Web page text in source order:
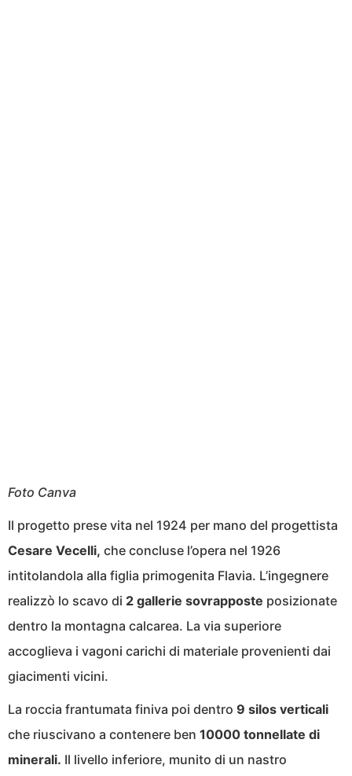
Foto Canva
Il progetto prese vita nel 1924 per mano del progettista
Cesare Vecelli, che concluse l’opera nel 1926
intitolandola alla figlia primogenita Flavia. L’ingegnere
realizzò lo scavo di 2 gallerie sovrapposte posizionate
dentro la montagna calcarea. La via superiore
accoglieva i vagoni carichi di materiale provenienti dai
giacimenti vicini.
La roccia frantumata finiva poi dentro 9 silos verticali
che riuscivano a contenere ben 10000 tonnellate di
minerali. Il livello inferiore, munito di un nastro